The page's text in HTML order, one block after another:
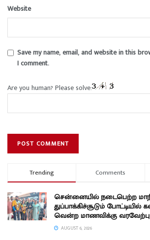
Website
Save my name, email, and website in this
I comment.
Are you human? Please solve:
Trending Comments
சென்னையில் நடைபெற்ற
துப்பாக்கிச்சூடும்
வென்ற மாணவிக்கு வரவேற்பு
AUGUST 6, 2026